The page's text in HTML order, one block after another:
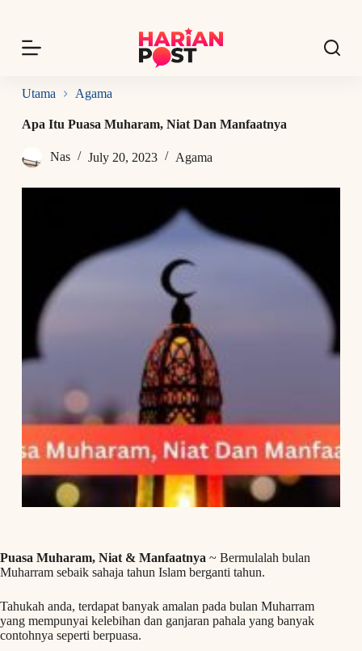
p
o
n
Utama Agama
Apa Itu Puasa Muharam, Niat Dan Manfaatnya
Nas July 20, 2023 Agama
Puasa Muharam, Niat & Manfaatnya ~ Bermulalah bulan
Muharram sebaik sahaja tahun Islam berganti tahun.
Tahukah anda, terdapat banyak amalan pada bulan Muharram
yang mempunyai kelebihan dan ganjaran pahala yang banyak
contohnya seperti berpuasa.